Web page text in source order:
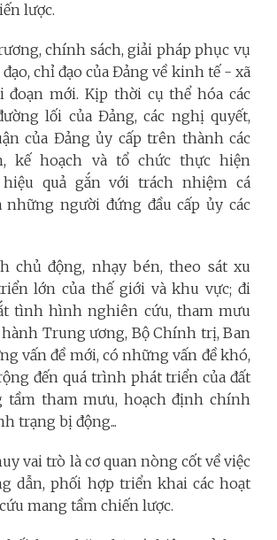
lược.
chính sách, giải pháp phục vụ
chỉ đạo của Đảng về kinh tế - xã
đoạn mới. Kịp thời cụ thể hóa các
lối của Đảng, các nghị quyết,
của Đảng ủy cấp trên thành các
kế hoạch và tổ chức thực hiện
quả gắn với trách nhiệm cá
những người đứng đầu cấp ủy các
chủ động, nhạy bén, theo sát xu
lớn của thế giới và khu vực; đi
tình hình nghiên cứu, tham mưu
Trung ương, Bộ Chính trị, Ban
vấn đề mới, có những vấn đề khó,
đến quá trình phát triển của đất
tầm tham mưu, hoạch định chính
trạng bị động...
vai trò là cơ quan nòng cốt về việc
dẫn, phối hợp triển khai các hoạt
mang tầm chiến lược.